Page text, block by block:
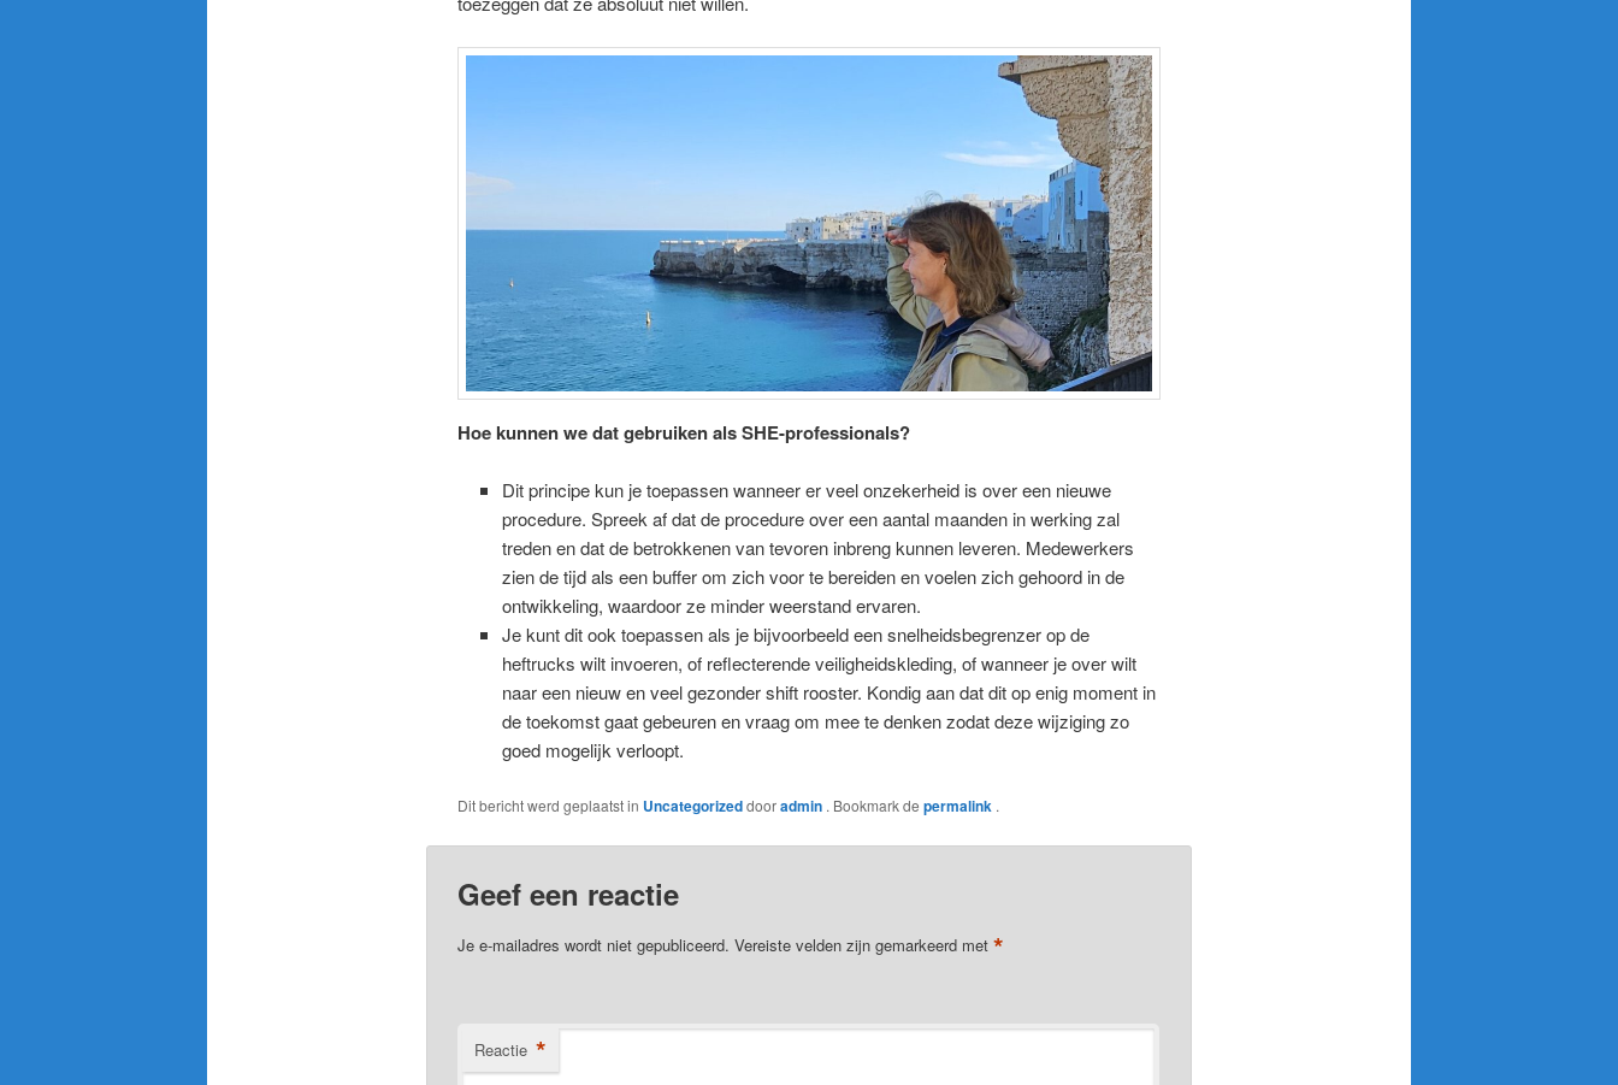
Hoe kunnen we dat gebruiken als SHE-professionals?
Dit principe kun je toepassen wanneer er veel onzekerheid is over een nieuwe
procedure. Spreek af dat de procedure over een aantal maanden in werking zal
treden en dat de betrokkenen van tevoren inbreng kunnen leveren. Medewerkers
zien de tijd als een buffer om zich voor te bereiden en voelen zich gehoord in de
ontwikkeling, waardoor ze minder weerstand ervaren.
Je kunt dit ook toepassen als je bijvoorbeeld een snelheidsbegrenzer op de
heftrucks wilt invoeren, of reflecterende veiligheidskleding, of wanneer je over wilt
naar een nieuw en veel gezonder shift rooster. Kondig aan dat dit op enig moment in
de toekomst gaat gebeuren en vraag om mee te denken zodat deze wijziging zo
goed mogelijk verloopt.
Dit bericht werd geplaatst in Uncategorizeddooradmin . Bookmark de permalink .
Geef een reactie
Je e-mailadres wordt niet gepubliceerd. Vereiste velden zijn gemarkeerd met *
Reactie *